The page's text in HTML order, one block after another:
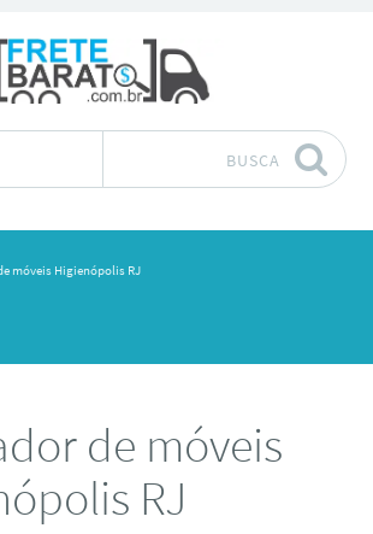
BUSCA
móveis Higienópolis RJ
de móveis
RJ